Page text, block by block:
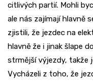
citlivých partií. Mohli
ale nás zajímají hlavně
zjistili, že jezdec na
hlavně že i jinak šlape
strmější výjezdy, takže
Vycházeli z toho, že